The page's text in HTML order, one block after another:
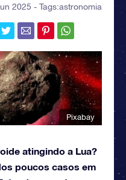
2025 - Tags:astronomia
Pixabay
atingindo a Lua?
poucos casos em